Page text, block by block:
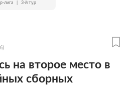
лига 3-й тур
на второе место в
сборных